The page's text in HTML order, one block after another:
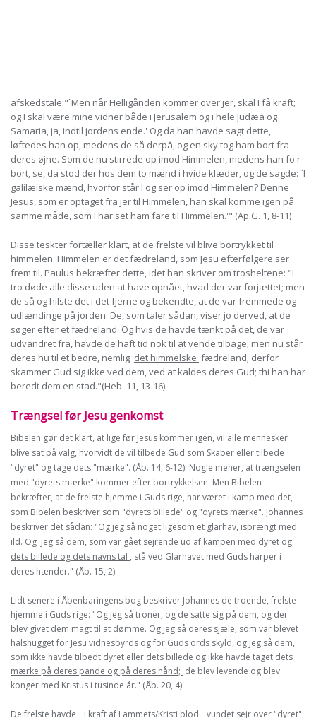
afskedstale:"`Men når Helligånden kommer over jer, skal I få kraft;
og I skal være mine vidner både i Jerusalem og i hele Judæa og
Samaria, ja, indtil jordens ende.' Og da han havde sagt dette,
løftedes han op, medens de så derpå, og en sky tog ham bort fra
deres øjne. Som de nu stirrede op imod Himmelen, medens han fo'r
bort, se, da stod der hos dem to mænd i hvide klæder, og de sagde: `I
galilæiske mænd, hvorfor står I og ser op imod Himmelen? Denne
Jesus, som er optaget fra jer til Himmelen, han skal komme igen på
samme måde, som I har set ham fare til Himmelen.'" (Ap.G. 1, 8-11)
Disse teskter fortæller klart, at de frelste vil blive bortrykket til
himmelen. Himmelen er det fædreland, som Jesu efterfølgere ser
frem til. Paulus bekræfter dette, idet han skriver om trosheltene: "I
tro døde alle disse uden at have opnået, hvad der var forjættet; men
de så og hilste det i det fjerne og bekendte, at de var fremmede og
udlændinge på jorden. De, som taler sådan, viser jo derved, at de
søger efter et fædreland. Og hvis de havde tænkt på det, de var
udvandret fra, havde de haft tid nok til at vende tilbage; men nu står
deres hu til et bedre, nemlig det himmelske fædreland; derfor
skammer Gud sig ikke ved dem, ved at kaldes deres Gud; thi han har
beredt dem en stad."(Heb. 11, 13-16).
Trængsel før Jesu genkomst
Bibelen gør det klart, at lige før Jesus kommer igen, vil alle mennesker
blive sat på valg, hvorvidt de vil tilbede Gud som Skaber eller tilbede
"dyret" og tage dets "mærke". (Åb. 14, 6-12). Nogle mener, at trængselen
med "dyrets mærke" kommer efter bortrykkelsen. Men Bibelen
bekræfter, at de frelste hjemme i Guds rige, har været i kamp med det,
som Bibelen beskriver som "dyrets billede" og "dyrets mærke". Johannes
beskriver det sådan: "Og jeg så noget ligesom et glarhav, isprængt med
ild. Og jeg så dem, som var gået sejrende ud af kampen med dyret og
dets billede og dets navns tal , stå ved Glarhavet med Guds harper i
deres hænder." (Åb. 15, 2).
Lidt senere i Åbenbaringens bog beskriver Johannes de troende, frelste
hjemme i Guds rige: "Og jeg så troner, og de satte sig på dem, og der
blev givet dem magt til at dømme. Og jeg så deres sjæle, som var blevet
halshugget for Jesu vidnesbyrds og for Guds ords skyld, og jeg så dem,
som ikke havde tilbedt dyret eller dets billede og ikke havde taget dets
mærke på deres pande og på deres hånd; de blev levende og blev
konger med Kristus i tusinde år." (Åb. 20, 4).
De frelste havde _ i kraft af Lammets/Kristi blod _ vundet sejr over "dyret",